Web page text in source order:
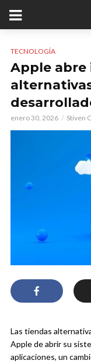
TECNOLOGÍA
Apple abre
enero 30, 2026 Stiven
Las tiendas
Apple de abrir su
aplicaciones, un